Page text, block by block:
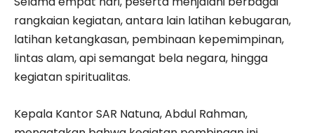
rangkaian kegiatan, antara lain latihan kebugaran,
latihan ketangkasan, pembinaan kepemimpinan,
lintas alam, api semangat bela negara, hingga
kegiatan spiritualitas.
Kepala Kantor SAR Natuna, Abdul Rahman,